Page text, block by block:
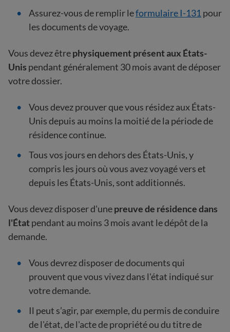
Assurez-vous de remplir leformulaire I-131 pour
les documents de voyage.
Vous devez êtrephysiquement présent aux États-
Unis pendant généralement 30 mois avant de déposer
votre dossier.
Vous devez prouver que vous résidez aux États-
Unis depuis au moins la moitié de la période de
résidence continue.
Tous vos jours en dehors des États-Unis, y
compris les jours où vous avez voyagé vers et
depuis les États-Unis, sont additionnés.
Vous devez disposer d'unepreuve de résidence dans
l'Étatpendant au moins 3 mois avant le dépôt de la
demande.
Vous devrez disposer de documents qui
prouvent que vous vivez dans l'état indiqué sur
votre demande.
Il peut s’agir, par exemple, du permis de conduire
de l'état, de l'acte de propriété ou du titre de